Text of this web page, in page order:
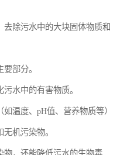
除污水中的大块固体物质和
部分。
水中的有害物质。
温度、pH值、营养物质等）
机污染物。